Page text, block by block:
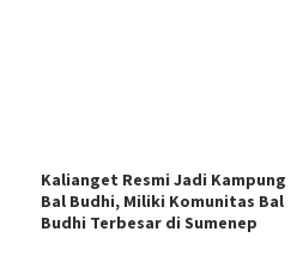
Kalianget Resmi Jadi Kampung
Bal Budhi, Miliki Komunitas Bal
Budhi Terbesar di Sumenep